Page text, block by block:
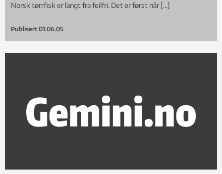
Norsk tørrfisk er langt fra feilfri. Det er først når […]
Publisert 01.06.05